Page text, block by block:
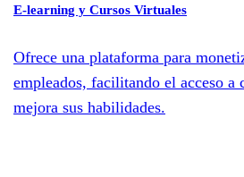
E-learning y Cursos Virtuales
Ofrece una plataforma para
empleados, facilitando el acceso
mejora sus habilidades.